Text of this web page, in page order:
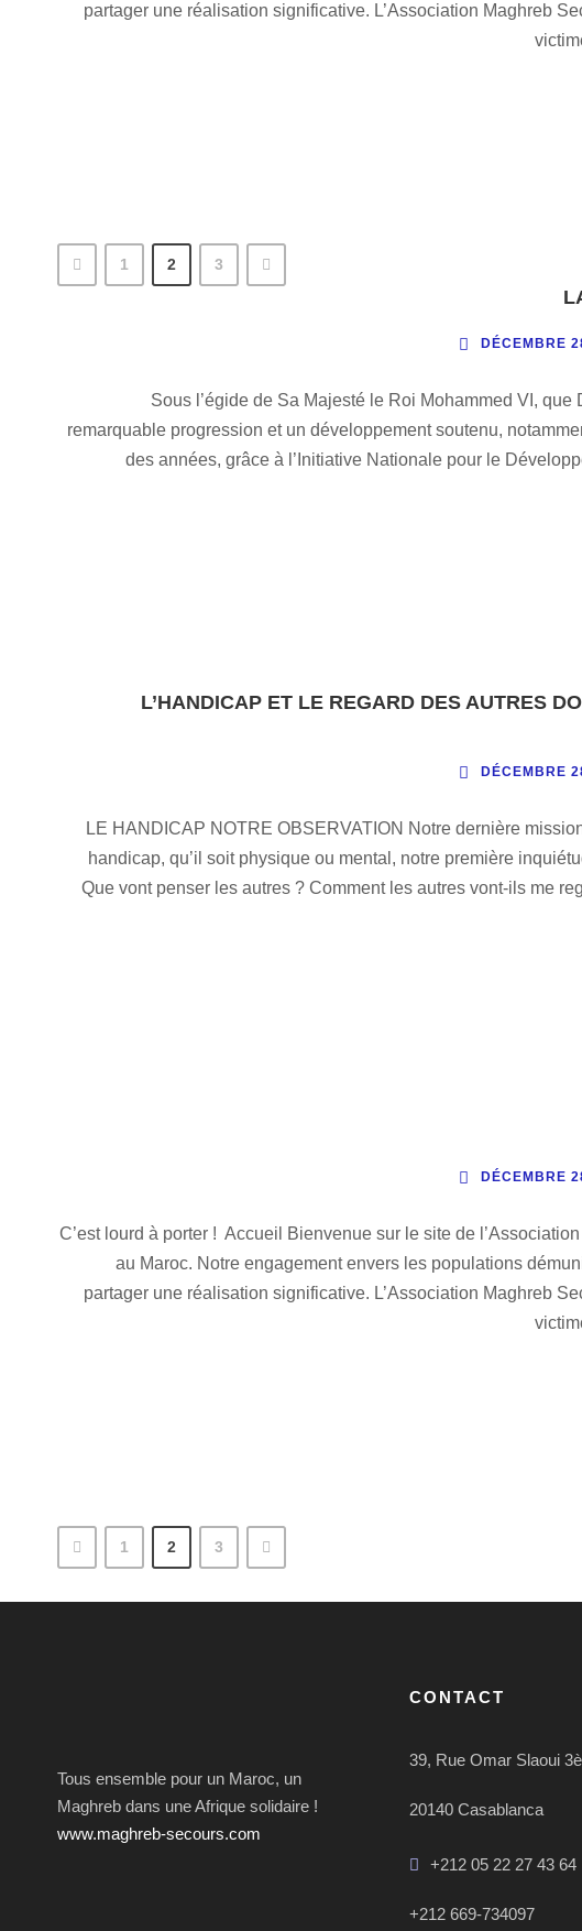
partager une réalisation significative. L’Association Maghreb
1 2 3
DÉCEMBRE
Sous l’égide de Sa Majesté le Roi Mohammed VI,
remarquable progression et un développement soutenu,
des années, grâce à l’Initiative Nationale pour le
L’HANDICAP ET LE REGARD DES AUTRES
DÉCEMBRE
LE HANDICAP NOTRE OBSERVATION Notre dernière
handicap, qu’il soit physique ou mental, notre première
Que vont penser les autres ? Comment les autres vont-ils me
DÉCEMBRE
C’est lourd à porter ! Accueil Bienvenue sur le site de
au Maroc. Notre engagement envers les populations
partager une réalisation significative. L’Association Maghreb
1 2 3
Tous ensemble pour un Maroc, un
Maghreb dans une Afrique solidaire !
www.maghreb-secours.com
CONTACT
39, Rue Omar Slaoui
20140 Casablanca
+212 05 22 27 43 64
+212 669-734097